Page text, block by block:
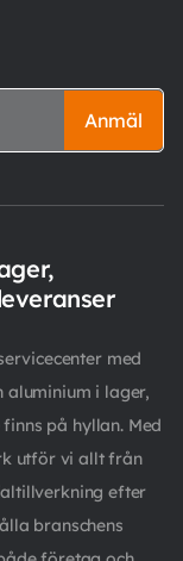
Anmäl
med
i lager,
på hyllan. Med
utför vi allt från
efter
branschens